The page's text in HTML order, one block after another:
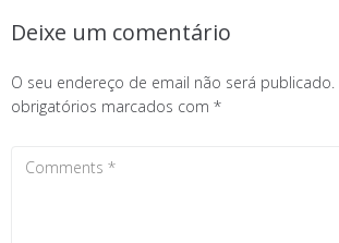
Deixe um comentário
O seu endereço de email não será publicado.
obrigatórios marcados com *